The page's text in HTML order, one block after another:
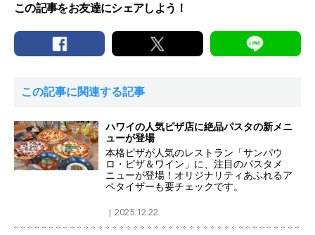
この記事をお友達にシェアしよう！
この記事に関連する記事
ハワイの人気ピザ店に絶品パスタの新メニ
ューが登場
本格ピザが人気のレストラン「サンパウ
ロ・ピザ＆ワイン」に、注目のパスタメ
ニューが登場！オリジナリティあふれるア
ペタイザーも要チェックです。
2025.12.22